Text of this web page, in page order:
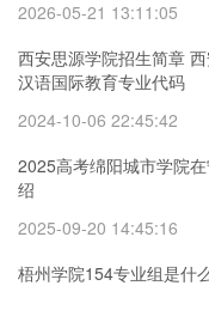
2026-05-21 13:11:05
西安思源学院招生简章
汉语国际教育专业代码
2024-10-06 22:45:42
2025高考绵阳城市学院
绍
2025-09-20 14:45:16
梧州学院154专业组是什